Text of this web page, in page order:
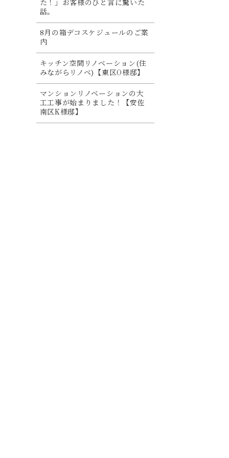
た！」お客様のひと言に驚いた
話。
8月の箱デコスケジュールのご案
内
キッチン空間リノベーション(住
みながらリノベ)【東区O様邸】
マンションリノベーションの大
工工事が始まりました！【安佐
南区K様邸】